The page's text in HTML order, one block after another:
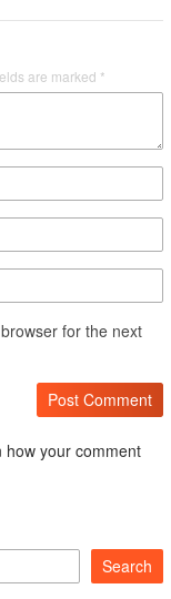
are marked *
for the next
how your comment
Search